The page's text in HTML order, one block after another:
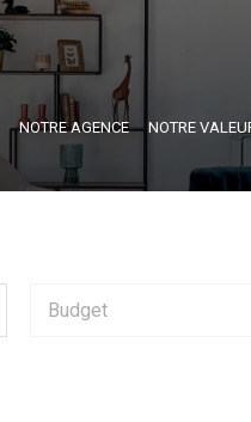
NOTRE AGENCE NOTRE
Budget